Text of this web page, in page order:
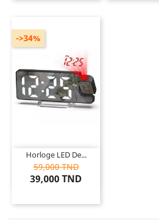
Horloge LED De...
59,000 TND
39,000 TND
->34%